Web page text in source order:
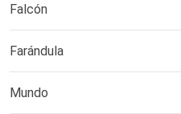
Falcón
Farándula
Mundo